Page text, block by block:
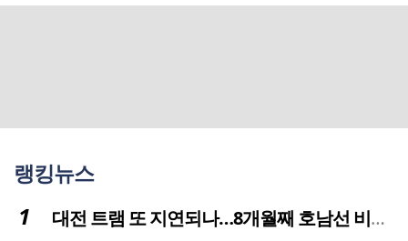
랭킹뉴스
대전 트램 또 지연되나…8개월째 호남선 비개착공사 시공사 선정 난항